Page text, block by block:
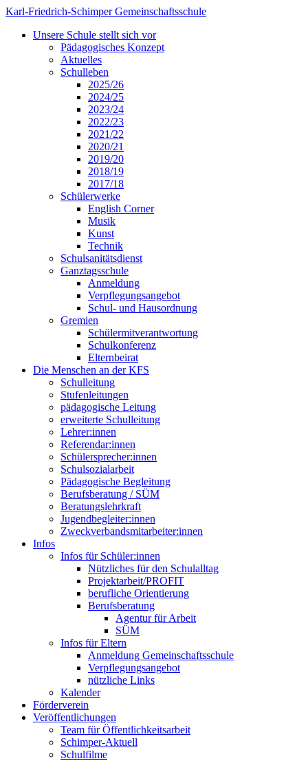
Karl-Friedrich-Schimper Gemeinschaftsschule
Unsere Schule stellt sich vor
Pädagogisches Konzept
Aktuelles
Schulleben
2025/26
2024/25
2023/24
2022/23
2021/22
2020/21
2019/20
2018/19
2017/18
Schülerwerke
English Corner
Musik
Kunst
Technik
Schulsanitätsdienst
Ganztagsschule
Anmeldung
Verpflegungsangebot
Schul- und Hausordnung
Gremien
Schülermitverantwortung
Schulkonferenz
Elternbeirat
Die Menschen an der KFS
Schulleitung
Stufenleitungen
pädagogische Leitung
erweiterte Schulleitung
Lehrer:innen
Referendar:innen
Schülersprecher:innen
Schulsozialarbeit
Pädagogische Begleitung
Berufsberatung / SÜM
Beratungslehrkraft
Jugendbegleiter:innen
Zweckverbandsmitarbeiter:innen
Infos
Infos für Schüler:innen
Nützliches für den Schulalltag
Projektarbeit/PROFIT
berufliche Orientierung
Berufsberatung
Agentur für Arbeit
SÜM
Infos für Eltern
Anmeldung Gemeinschaftsschule
Verpflegungsangebot
nützliche Links
Kalender
Förderverein
Veröffentlichungen
Team für Öffentlichkeitsarbeit
Schimper-Aktuell
Schulfilme